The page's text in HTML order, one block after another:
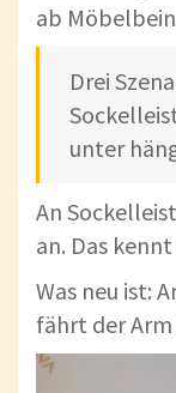
ab
Drei
unter
An
an. Das
Was neu ist:
fährt der